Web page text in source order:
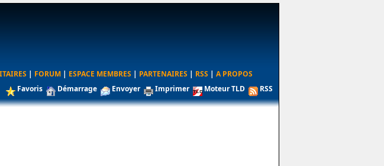
| FORUM | ESPACE MEMBRES | PARTENAIRES | RSS | A PROPOS
Favoris Démarrage Envoyer Imprimer Moteur TLD RSS